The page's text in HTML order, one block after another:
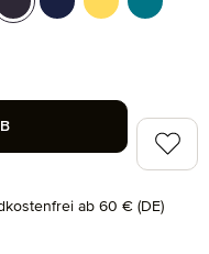
ab 60 € (DE)
(410)(665)
dark grey (820)
deep sea (596)
gold (115)lagoon
(850)
Zum